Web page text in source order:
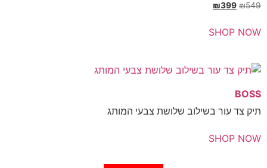
₪
₪399
SHOP
עור בשילוב שלושת צבעי המותג
SHOP